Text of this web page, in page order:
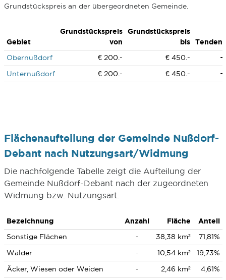
Grundstückspreis an der übergeordneten Gemeinde.
Gebiet
Grundstückspreis
von
Grundstückspreis
bis
Tendenz
Obernußdorf
€ 200.-
€ 450.-
Unternußdorf
€ 200.- € 450.-
Flächenaufteilung der Gemeinde Nußdorf-
Debant nach Nutzungsart/Widmung
Die nachfolgende Tabelle zeigt die Aufteilung der
Gemeinde Nußdorf-Debant nach der zugeordneten
Widmung bzw. Nutzungsart.
Bezeichnung Anzahl Fläche
Anteil
Sonstige Flächen
- 38,38 km²
71,81%
Wälder
- 10,54 km²
19,73%
Äcker, Wiesen oder Weiden
- 2,46 km² 4,61%